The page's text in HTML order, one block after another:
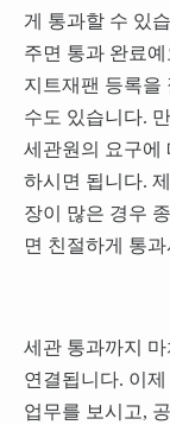
게 통과할 수 있
주면 통과 완료
지트재팬 등록을
수도 있습니다.
세관원의 요구에
하시면 됩니다.
장이 많은 경우
면 친절하게 통
세관 통과까지
연결됩니다. 이
업무를 보시고,